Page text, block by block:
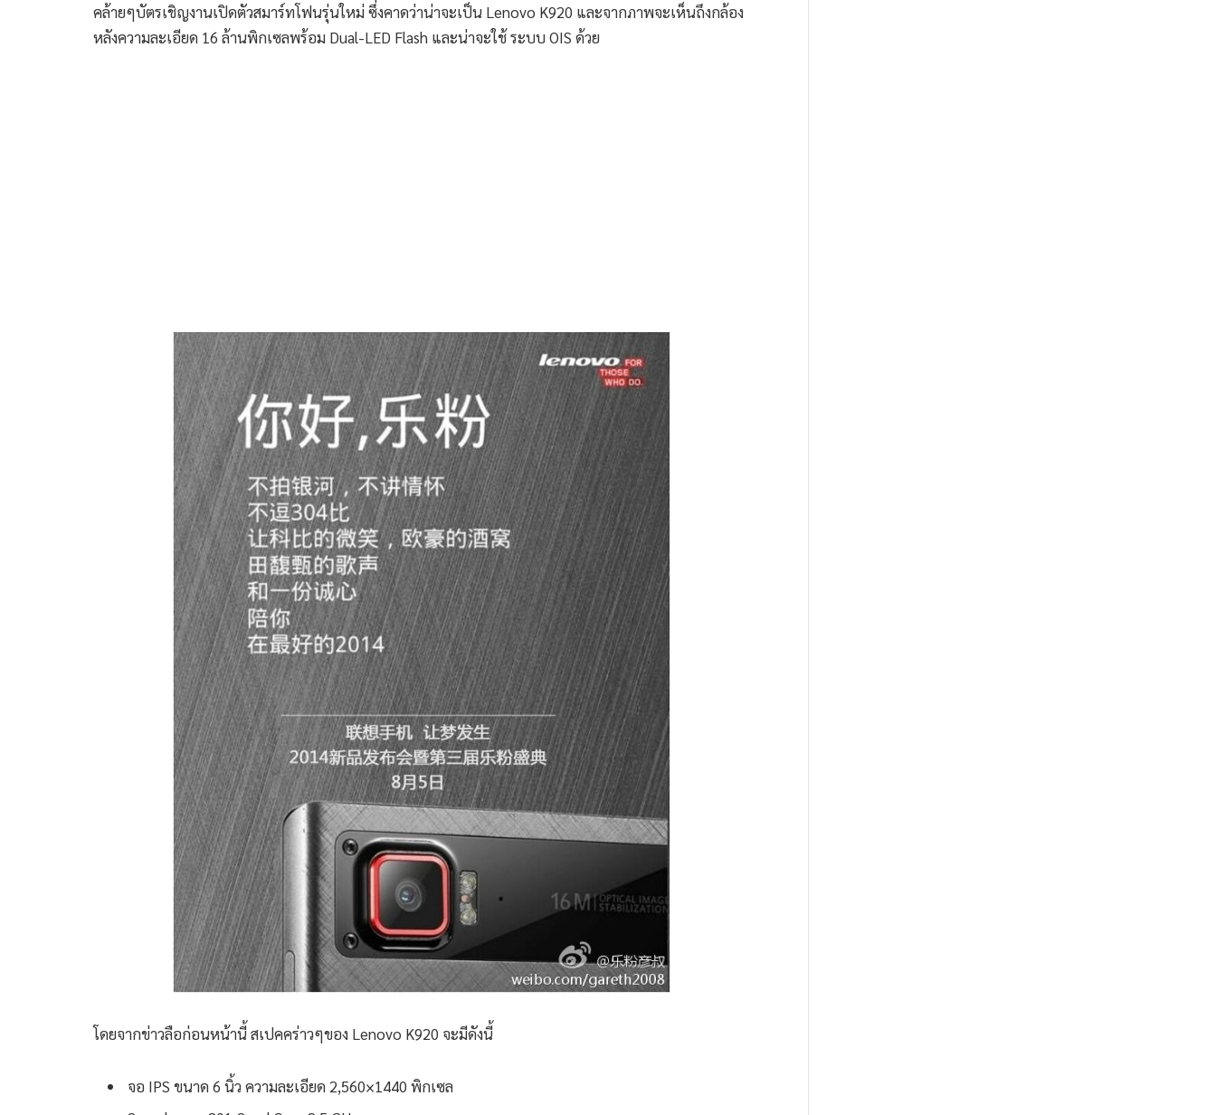
คล้ายๆบัตรเชิญงานเปิดตัวสมาร์ทโฟนรุ่นใหม่ ซึ่งคาดว่าน่าจะเป็น Lenovo K920 และจากภาพจะเห็นถึงกล้อง
หลังความละเอียด 16 ล้านพิกเซลพร้อม Dual-LED Flash และน่าจะใช้ ระบบ OIS ด้วย
โดยจากข่าวลือก่อนหน้านี้ สเปคคร่าวๆของ Lenovo K920 จะมีดังนี้
จอ IPS ขนาด 6 นิ้ว ความละเอียด 2,560×1440 พิกเซล